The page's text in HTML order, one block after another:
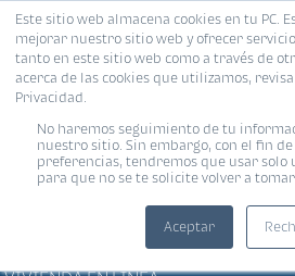
Este sitio web almacena cookies en tu PC.
mejorar nuestro sitio web y ofrecer
tanto en este sitio web como a través de
acerca de las cookies que utilizamos,
Privacidad.
No haremos seguimiento de tu
nuestro sitio. Sin embargo, con el fin
preferencias, tendremos que usar solo
para que no se te solicite volver a
Aceptar